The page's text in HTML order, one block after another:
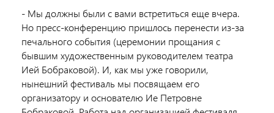
- Мы должны были с вами встретиться еще вчера.
Но пресс-конференцию пришлось перенести из-за
печального события (церемонии прощания с
бывшим художественным руководителем театра
Ией Бобраковой). И, как мы уже говорили,
нынешний фестиваль мы посвящаем его
организатору и основателю Ие Петровне